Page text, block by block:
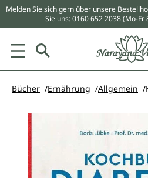
springen
Melden Sie sich gern über unsere
Sie uns:0160 652 2038 (Mo-Fr
Bücher Ernährung Allgemein
Bildergalerie überspringen